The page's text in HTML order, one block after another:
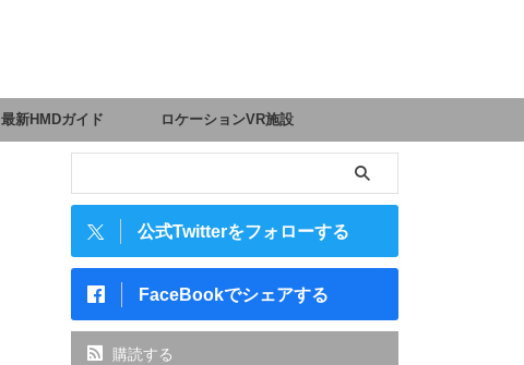
最新HMDガイド ロケーションVR施設
公式Twitterをフォローする
FaceBookでシェアする
購読する